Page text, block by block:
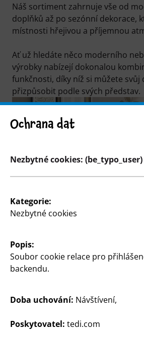
Náš sortiment zahrnuje vše od
doplňků až po sezónní dekorace,
místnosti hřejivou a příjemnou
Ať už hledáte něco moderního
výrobky nabízejí dokonalou
funkčnosti, díky níž si můžete svůj
přizpůsobit podle svých představ.
103 Articles
Ochrana dat
Nezbytné cookies: (be_typo_user)
Kategorie:
Nezbytné cookies
Popis:
Soubor cookie relace pro
backendu.
Doba uchování: Návštívení,
Poskytovatel: tedi.com